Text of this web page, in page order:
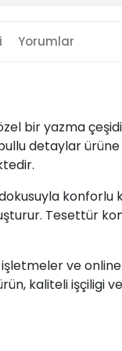
Yorumlar
bir yazma
detaylar
konforlu
Tesettür
ve
kaliteli işçiligi